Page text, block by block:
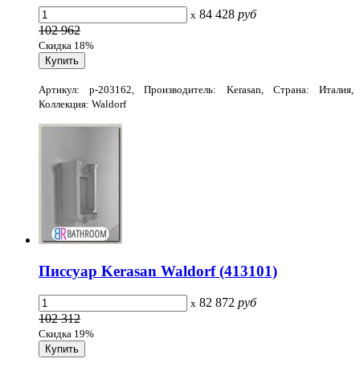
x 84 428 руб
102 962
Скидка 18%
Артикул: p-203162, Производитель: Kerasan, Страна: Италия,
Коллекция: Waldorf
Писсуар Kerasan Waldorf (413101)
x 82 872 руб
102 312
Скидка 19%